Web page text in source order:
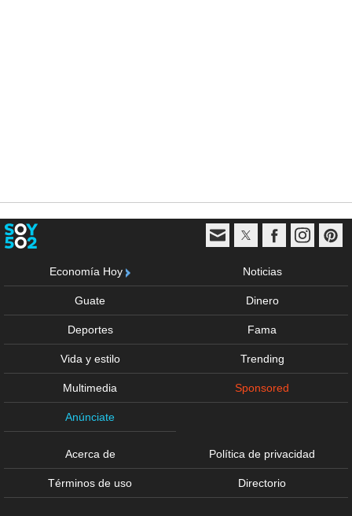
Economía Hoy Noticias
Guate Dinero
Deportes Fama
Vida y estilo Trending
Multimedia Sponsored
Anúnciate
Acerca de Política de privacidad
Términos de uso Directorio